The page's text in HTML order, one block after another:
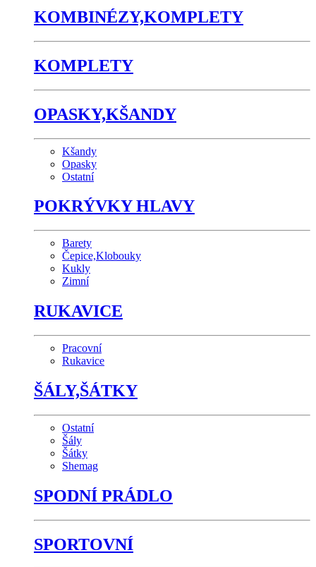
KOMBINÉZY,KOMPLETY
KOMPLETY
OPASKY,KŠANDY
Kšandy
Opasky
Ostatní
POKRÝVKY HLAVY
Barety
Čepice,Klobouky
Kukly
Zimní
RUKAVICE
Pracovní
Rukavice
ŠÁLY,ŠÁTKY
Ostatní
Šály
Šátky
Shemag
SPODNÍ PRÁDLO
SPORTOVNÍ